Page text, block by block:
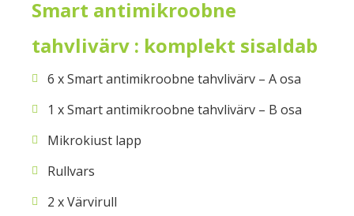
Smart antimikroobne
tahvlivärv : komplekt sisaldab
6 x Smart antimikroobne tahvlivärv – A osa
1 x Smart antimikroobne tahvlivärv – B osa
Mikrokiust lapp
Rullvars
2 x Värvirull